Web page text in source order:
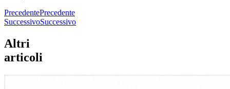
PrecedentePrecedente
SuccessivoSuccessivo
Altri
articoli